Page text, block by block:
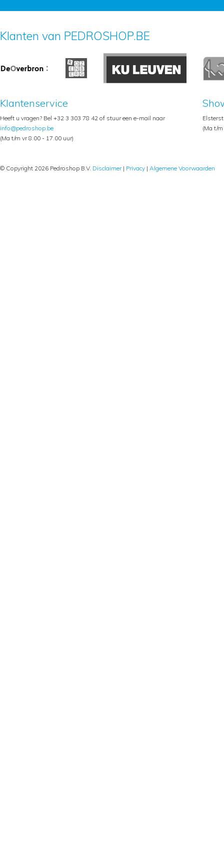
Klanten van PEDROSHOP.BE
Klantenservice
Heeft u vragen? Bel +32 3 303 78 42 of stuur een e-mail naar
info@pedroshop.be
(Ma t/m vr 8.00 - 17.00 uur)
(Ma t/
© Copyright 2026 Pedroshop B.V. Disclaimer| Privacy | Algemene Voorwaarden